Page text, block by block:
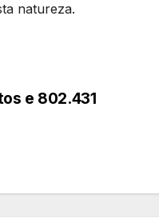
natureza.
e 802.431